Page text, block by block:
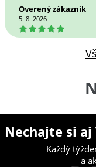
Overený zákazník
5. 8. 2026
5
Nechajte si
Každý
a